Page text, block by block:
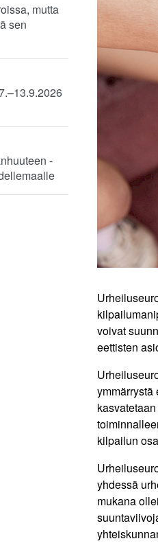
voivat
eettisten
kilpailun
yhdessä
mukana
mutta
sen
-